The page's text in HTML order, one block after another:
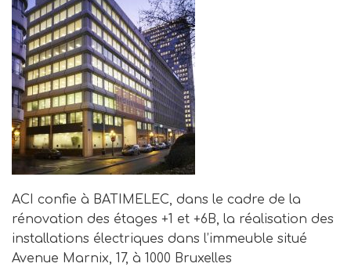
ACI confie à BATIMELEC, dans le cadre de la
rénovation des étages +1 et +6B, la réalisation des
installations électriques dans l’immeuble situé
Avenue Marnix, 17, à 1000 Bruxelles